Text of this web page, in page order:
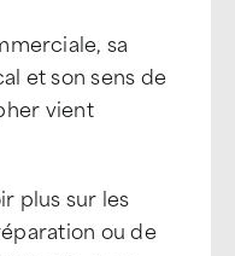
sa
et son sens de
vient
plus sur les
ou de